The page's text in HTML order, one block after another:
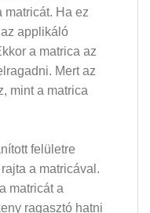
Ha ez
applikáló
a matrica az
Mert az
mint a matrica
felületre
a matricával.
matricát a
ragasztó hatni